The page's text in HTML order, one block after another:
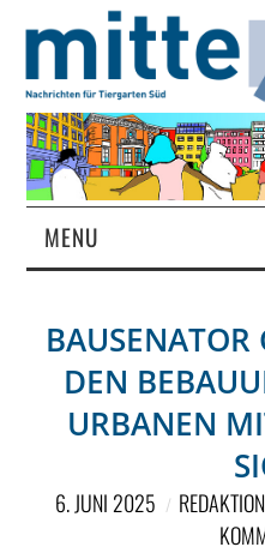
MENU
MAGAZIN
ÜBER UNS
BAUSENATOR
DEN
URBANEN
6. JUNI 2025 REDAKTION